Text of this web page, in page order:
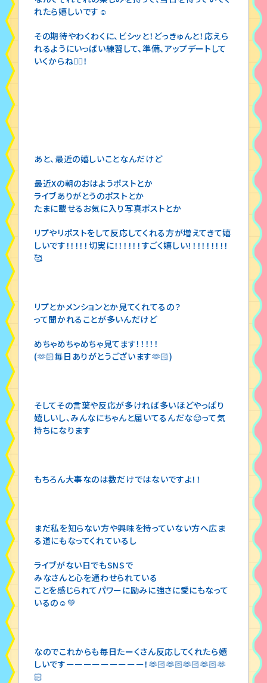
れたら嬉しいです☺️
その期待やわくわくに、ビシッと！どっきゅんと！応えら
れるようにいっぱい練習して、準備、アップデートして
いくからね✊🏻！
あと、最近の嬉しいことなんだけど
最近Xの朝のおはようポストとか
ライブありがとうのポストとか
たまに載せるお気に入り写真ポストとか
リプやリポストをして反応してくれる方が増えてきて嬉
しいです！！！！！切実に！！！！！！すごく嬉しい！！！！！！！！！
🥰
リプとかメンションとか見てくれてるの？
って聞かれることが多いんだけど
めちゃめちゃめちゃ見てます！！！！！
(🫶🏻毎日ありがとうございます🫶🏻)
そしてその言葉や反応が多ければ多いほどやっぱり
嬉しいし、みんなにちゃんと届いてるんだな😌って気
持ちになります
もちろん大事なのは数だけではないですよ！！
まだ私を知らない方や興味を持っていない方へ広ま
る道にもなってくれているし
ライブがない日でもSNSで
みなさんと心を通わせられている
ことを感じられてパワーに励みに強さに愛にもなって
いるの☺️💚
なのでこれからも毎日たーくさん反応してくれたら嬉
しいですーーーーーーーーー！🫶🏻🫶🏻🫶🏻🫶🏻🫶
🏻